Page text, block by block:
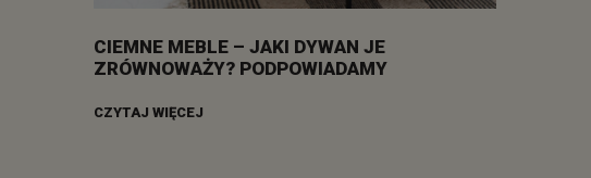
CIEMNE MEBLE – JAKI DYWAN JE
ZRÓWNOWAŻY? PODPOWIADAMY
CZYTAJ WIĘCEJ